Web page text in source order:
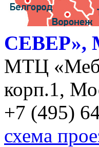
СЕВЕР»,
МТЦ
корп.1,
+7 (495)
схема